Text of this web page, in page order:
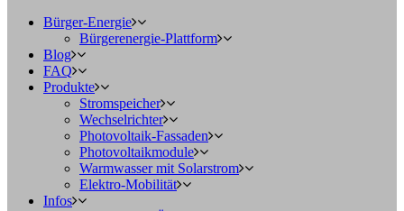
Bürger-Energie
Bürgerenergie-Plattform
Blog
FAQ
Produkte
Stromspeicher
Wechselrichter
Photovoltaik-Fassaden
Photovoltaikmodule
Warmwasser mit Solarstrom
Elektro-Mobilität
Infos